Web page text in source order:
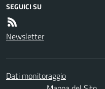
SEGUICI SU
Newsletter
Dati monitoraggio